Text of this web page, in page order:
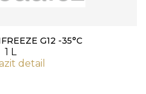
G12 -35°C
1 L
detail